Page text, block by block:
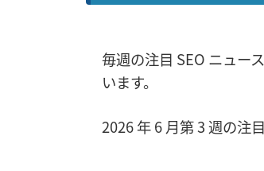
毎週の注目 SEO ニュー
います。
2026 年 6 月第 3 週の注